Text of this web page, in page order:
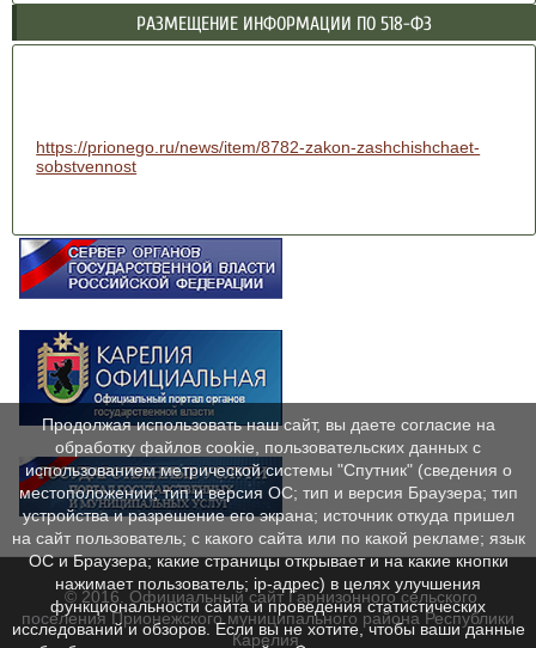
РАЗМЕЩЕНИЕ ИНФОРМАЦИИ ПО 518-ФЗ
https://prionego.ru/news/item/8782-zakon-zashchishchaet-
sobstvennost
© 2016. Официальный сайт Гарнизонного сельского
поселения Прионежского муниципального района Республики
Карелия.
Продолжая использовать наш сайт, вы даете согласие на
обработку файлов cookie, пользовательских данных с
использованием метрической системы "Спутник" (сведения о
местоположении; тип и версия ОС; тип и версия Браузера; тип
устройства и разрешение его экрана; источник откуда пришел
на сайт пользователь; с какого сайта или по какой рекламе; язык
ОС и Браузера; какие страницы открывает и на какие кнопки
нажимает пользователь; ip-адрес) в целях улучшения
функциональности сайта и проведения статистических
исследований и обзоров. Если вы не хотите, чтобы ваши данные